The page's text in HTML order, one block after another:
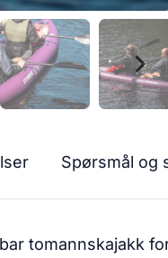
Spørsmål og
tomannskajakk